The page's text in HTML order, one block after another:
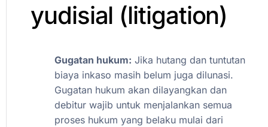
yudisial (litigation)​
Gugatan hukum: Jika hutang dan tuntutan
biaya inkaso masih belum juga dilunasi.
Gugatan hukum akan dilayangkan dan
debitur wajib untuk menjalankan semua
proses hukum yang belaku mulai dari